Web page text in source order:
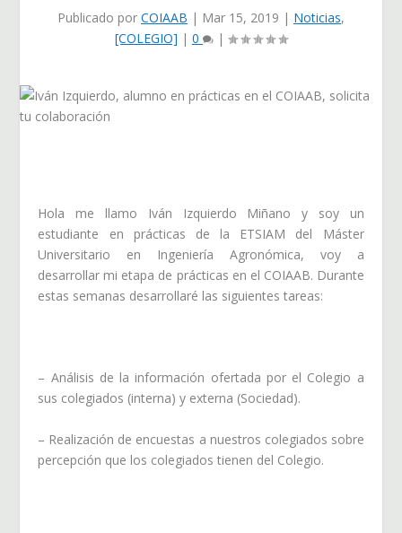
Publicado por COIAAB | Mar 15, 2019 | Noticias,
[COLEGIO] | 0 |
Hola me llamo Iván Izquierdo Miñano y soy un
estudiante en prácticas de la ETSIAM del Máster
Universitario en Ingeniería Agronómica, voy a
desarrollar mi etapa de prácticas en el COIAAB. Durante
estas semanas desarrollaré las siguientes tareas:
– Análisis de la información ofertada por el Colegio a
sus colegiados (interna) y externa (Sociedad).
– Realización de encuestas a nuestros colegiados sobre
percepción que los colegiados tienen del Colegio.